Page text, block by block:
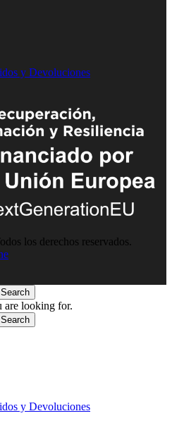
y Devoluciones
los derechos reservados.
Search
are looking for.
Search
y Devoluciones